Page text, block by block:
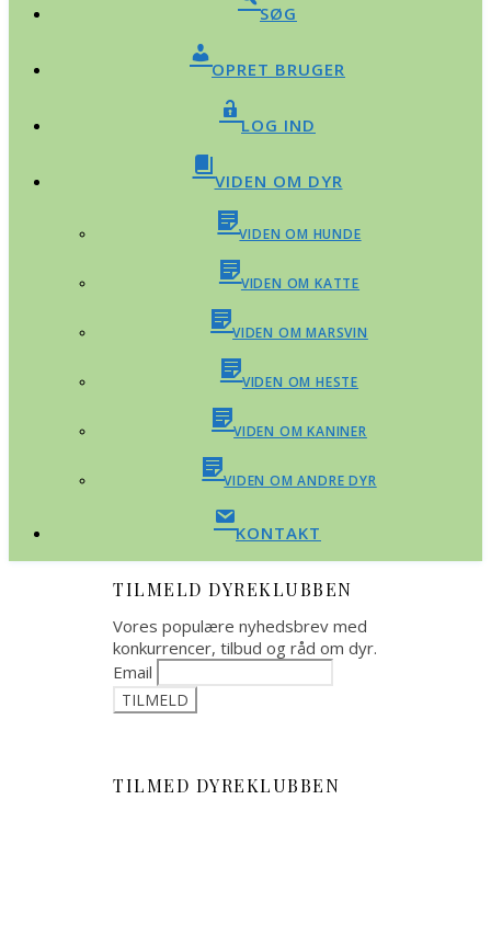
SØG
OPRET BRUGER
LOG IND
VIDEN OM DYR
VIDEN OM HUNDE
VIDEN OM KATTE
VIDEN OM MARSVIN
VIDEN OM HESTE
VIDEN OM KANINER
VIDEN OM ANDRE DYR
KONTAKT
TILMELD DYREKLUBBEN
Vores populære nyhedsbrev med
konkurrencer, tilbud og råd om dyr.
Email
TILMED DYREKLUBBEN